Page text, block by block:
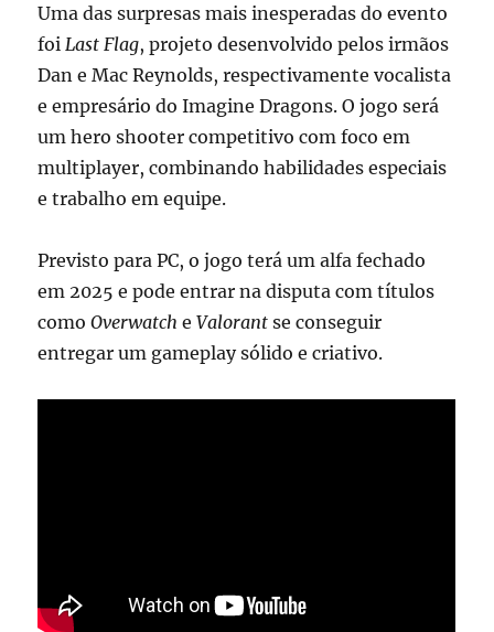
Uma das surpresas mais inesperadas do evento
foi Last Flag, projeto desenvolvido pelos irmãos
Dan e Mac Reynolds, respectivamente vocalista
e empresário do Imagine Dragons. O jogo será
um hero shooter competitivo com foco em
multiplayer, combinando habilidades especiais
e trabalho em equipe.
Previsto para PC, o jogo terá um alfa fechado
em 2025 e pode entrar na disputa com títulos
comoOverwatch eValorant se conseguir
entregar um gameplay sólido e criativo.